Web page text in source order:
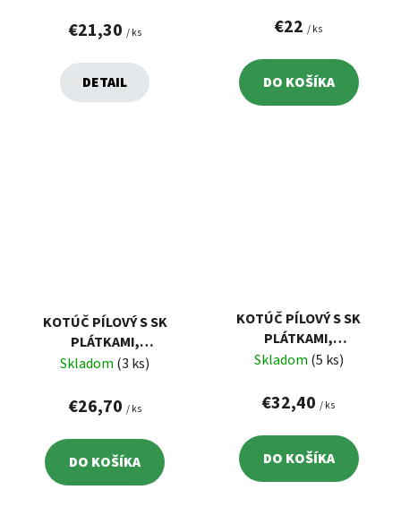
€21,30 / ks
DETAIL
€22 / ks
DO KOŠÍKA
KOTÚČ PÍLOVÝ S SK
PLÁTKAMI,
300X2,2X30MM, 60Z
Skladom (3 ks)
€26,70 / ks
DO KOŠÍKA
KOTÚČ PÍLOVÝ S SK
PLÁTKAMI,
300X2,2X30MM, 96Z
Skladom (5 ks)
€32,40 / ks
DO KOŠÍKA